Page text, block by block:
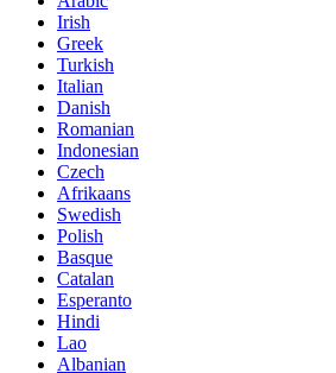
Irish
Greek
Turkish
Italian
Danish
Romanian
Indonesian
Czech
Afrikaans
Swedish
Polish
Basque
Catalan
Esperanto
Hindi
Lao
Albanian